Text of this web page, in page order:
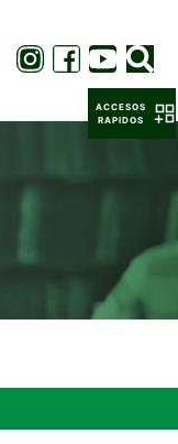
ACCESOS
RAPIDOS